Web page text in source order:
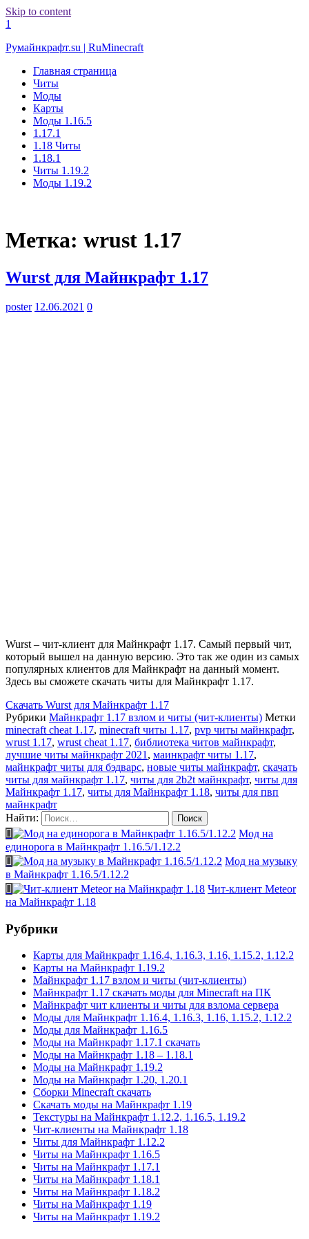
Skip to content
1
Румайнкрафт.su | RuMinecraft
Главная страница
Читы
Моды
Карты
Моды 1.16.5
1.17.1
1.18 Читы
1.18.1
Читы 1.19.2
Моды 1.19.2
Метка: wrust 1.17
Wurst для Майнкрафт 1.17
poster 12.06.2021 0
Wurst – чит-клиент для Майнкрафт 1.17. Самый первый чит,
который вышел на данную версию. Это так же один из самых
популярных клиентов для Майнкрафт на данный момент.
Здесь вы сможете скачать читы для Майнкрафт 1.17.
Скачать Wurst для Майнкрафт 1.17
Рубрики Майнкрафт 1.17 взлом и читы (чит-клиенты) Метки
minecraft cheat 1.17, minecraft читы 1.17, pvp читы майнкрафт,
wrust 1.17, wrust cheat 1.17, библиотека читов майнкрафт,
лучшие читы майнкрафт 2021 , маинкрафт читы 1.17,
майнкрафт читы для бэдварс, новые читы майнкрафт, скачать
читы для майнкрафт 1.17, читы для 2b2t майнкрафт, читы для
Майнкрафт 1.17, читы для Майнкрафт 1.18, читы для пвп
майнкрафт
Найти:
Мод на
единорога в Майнкрафт 1.16.5/1.12.2
Мод на музыку
в Майнкрафт 1.16.5/1.12.2
Чит-клиент Meteor
на Майнкрафт 1.18
Рубрики
Карты для Майнкрафт 1.16.4, 1.16.3, 1.16, 1.15.2, 1.12.2
Карты на Майнкрафт 1.19.2
Майнкрафт 1.17 взлом и читы (чит-клиенты)
Майнкрафт 1.17 скачать моды для Minecraft на ПК
Майнкрафт чит клиенты и читы для взлома сервера
Моды для Майнкрафт 1.16.4, 1.16.3, 1.16, 1.15.2, 1.12.2
Моды для Майнкрафт 1.16.5
Моды на Майнкрафт 1.17.1 скачать
Моды на Майнкрафт 1.18 – 1.18.1
Моды на Майнкрафт 1.19.2
Моды на Майнкрафт 1.20, 1.20.1
Сборки Minecraft скачать
Скачать моды на Майнкрафт 1.19
Текстуры на Майнкрафт 1.12.2, 1.16.5, 1.19.2
Чит-клиенты на Майнкрафт 1.18
Читы для Майнкрафт 1.12.2
Читы на Майнкрафт 1.16.5
Читы на Майнкрафт 1.17.1
Читы на Майнкрафт 1.18.1
Читы на Майнкрафт 1.18.2
Читы на Майнкрафт 1.19
Читы на Майнкрафт 1.19.2